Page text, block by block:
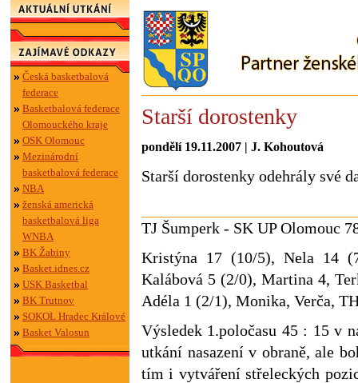
Česká basketbalová
federace
Basketbalová federace
Olomouckého kraje
OSK Olomouc
Mezinárodní
basketbalová federace
NBA
ženská americká
basketbalová liga
WNBA
BK Žabiny
Basket.idnes.cz
USK Basketbal
BK Trutnov
SOKOL Hradec Králové
Basket Valosun
Starší dorostenky
pondělí 19.11.2007 | J. Kohoutová
Starší dorostenky odehrály své
TJ Šumperk - SK UP Olomouc
Kristýna 17 (10/5), Nela 14
Kalábová 5 (2/0), Martina 4,
Adéla 1 (2/1), Monika, Verča,
Výsledek 1.poločasu 45 : 15 v
utkání nasazení v obraně, ale
tím i vytváření střeleckých